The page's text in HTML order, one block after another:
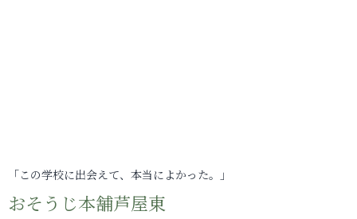
「この学校に出会えて、本当によかった。」
おそうじ本舗芦屋東